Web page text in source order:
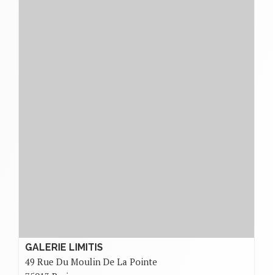
GALERIE LIMITIS
49 Rue Du Moulin De La Pointe